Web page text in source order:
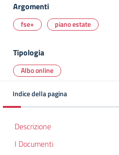
Argomenti
fse+ piano estate
Tipologia
Albo online
Indice della pagina
Descrizione
I Documenti